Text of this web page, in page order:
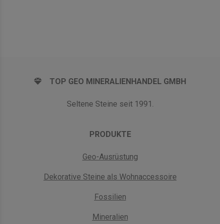
TOP GEO MINERALIENHANDEL GMBH
Seltene Steine seit 1991.
PRODUKTE
Geo-Ausrüstung
Dekorative Steine als Wohnaccessoire
Fossilien
Mineralien